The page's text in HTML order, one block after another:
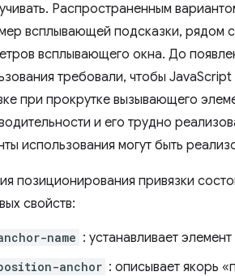
Распространенным
всплывающей подсказки, рядом
всплывающего окна. До
требовали, чтобы
при прокрутке вызывающего
и его трудно
использования могут быть
позиционирования привязки
свойств:
name : устанавливает
anchor : описывает якорь